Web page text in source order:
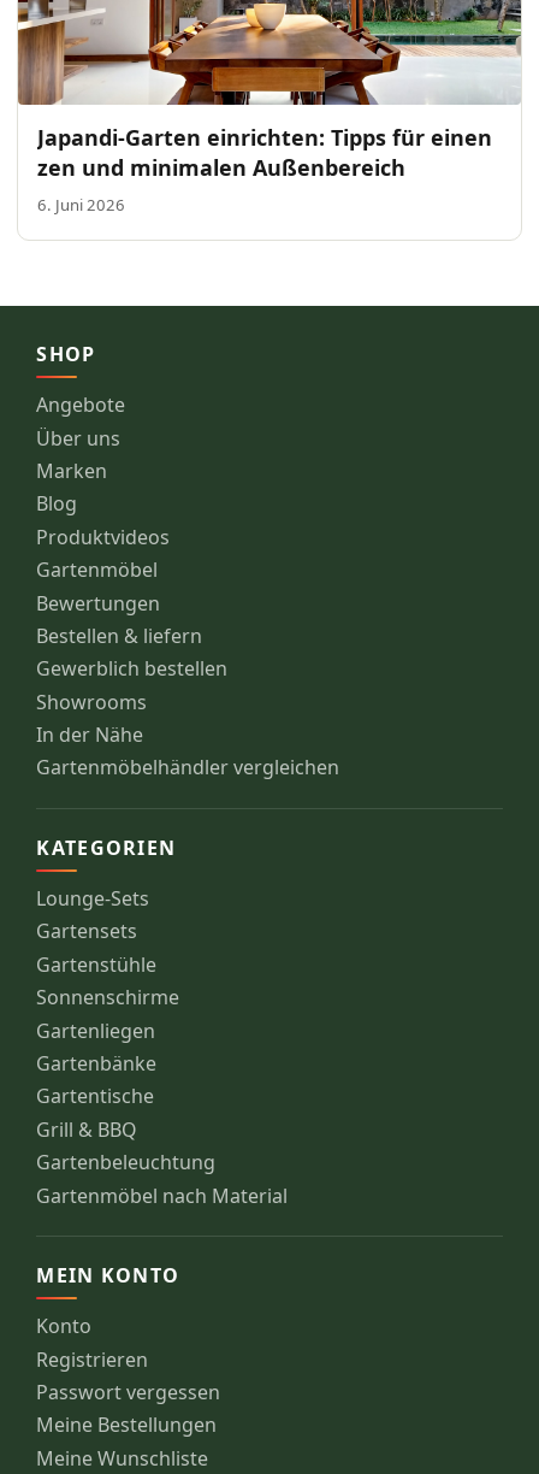
Japandi-Garten einrichten: Tipps für einen
zen und minimalen Außenbereich
6. Juni 2026
SHOP
Angebote
Über uns
Marken
Blog
Produktvideos
Gartenmöbel
Bewertungen
Bestellen & liefern
Gewerblich bestellen
Showrooms
In der Nähe
Gartenmöbelhändler vergleichen
KATEGORIEN
Lounge-Sets
Gartensets
Gartenstühle
Sonnenschirme
Gartenliegen
Gartenbänke
Gartentische
Grill & BBQ
Gartenbeleuchtung
Gartenmöbel nach Material
MEIN KONTO
Konto
Registrieren
Passwort vergessen
Meine Bestellungen
Meine Wunschliste